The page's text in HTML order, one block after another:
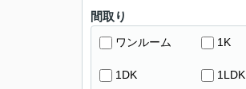
間取り
ワンルーム 1K
1DK 1LDK